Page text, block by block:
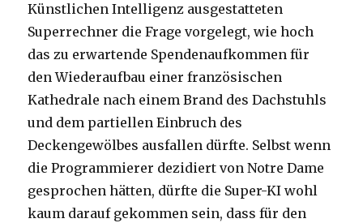
Künstlichen Intelligenz ausgestatteten
Superrechner die Frage vorgelegt, wie hoch
das zu erwartende Spendenaufkommen für
den Wiederaufbau einer französischen
Kathedrale nach einem Brand des Dachstuhls
und dem partiellen Einbruch des
Deckengewölbes ausfallen dürfte. Selbst wenn
die Programmierer dezidiert von Notre Dame
gesprochen hätten, dürfte die Super-KI wohl
kaum darauf gekommen sein, dass für den